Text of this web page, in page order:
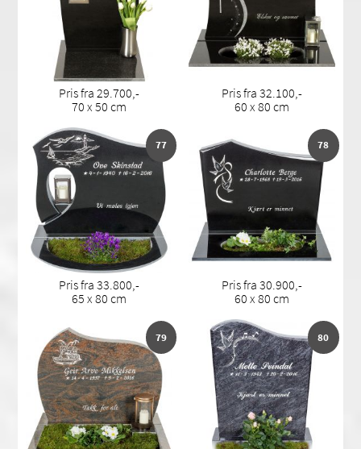
Pris fra 29.700,-
70 x 50 cm
Pris fra 32.100,-
60 x 80 cm
77
Pris fra 33.800,-
65 x 80 cm
78
Pris fra 30.900,-
60 x 80 cm
79 80